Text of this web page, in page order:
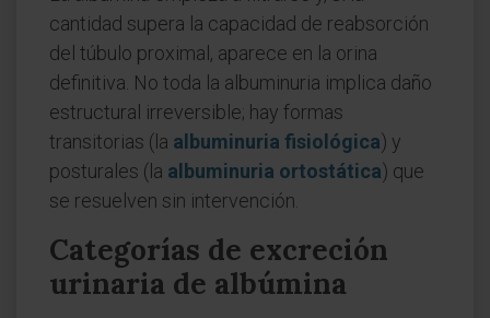
cantidad supera la capacidad de reabsorción
del túbulo proximal, aparece en la orina
definitiva. No toda la albuminuria implica daño
estructural irreversible; hay formas
transitorias (la albuminuria fisiológica) y
posturales (la albuminuria ortostática) que
se resuelven sin intervención.
Categorías de excreción
urinaria de albúmina